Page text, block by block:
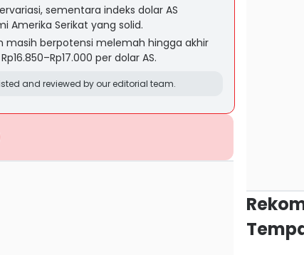
sementara indeks dolar AS
Amerika Serikat yang solid.
masih berpotensi melemah hingga akhir
per dolar AS.
and reviewed by our editorial team.